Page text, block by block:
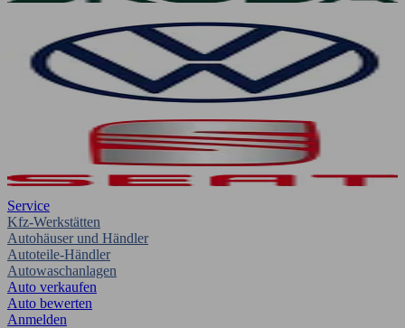
Service
Kfz-Werkstätten
Autohäuser und Händler
Autoteile-Händler
Autowaschanlagen
Auto verkaufen
Auto bewerten
Anmelden